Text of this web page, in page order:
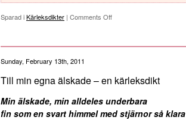
Sparad iKärleksdikter | Comments Off
Sunday, February 13th, 2011
Till min egna älskade – en kärleksdikt
Min älskade, min alldeles underbara
fin som en svart himmel med stjärnor så klara